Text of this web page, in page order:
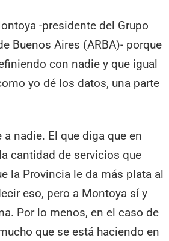
-presidente del Grupo
Buenos Aires (ARBA)- porque
con nadie y que igual
yo dé los datos, una parte
nadie. El que diga que en
cantidad de servicios que
la Provincia le da más plata al
eso, pero a Montoya sí y
Por lo menos, en el caso de
que se está haciendo en